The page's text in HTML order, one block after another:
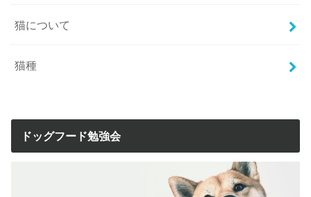
猫について
猫種
ドッグフード勉強会